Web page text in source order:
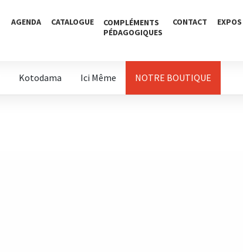
AGENDA CATALOGUE
COMPLÉMENTS
PÉDAGOGIQUES
CONTACT EXPOS
Kotodama Ici Même NOTRE BOUTIQUE